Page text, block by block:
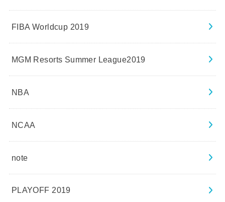
FIBA Worldcup 2019
MGM Resorts Summer League2019
NBA
NCAA
note
PLAYOFF 2019